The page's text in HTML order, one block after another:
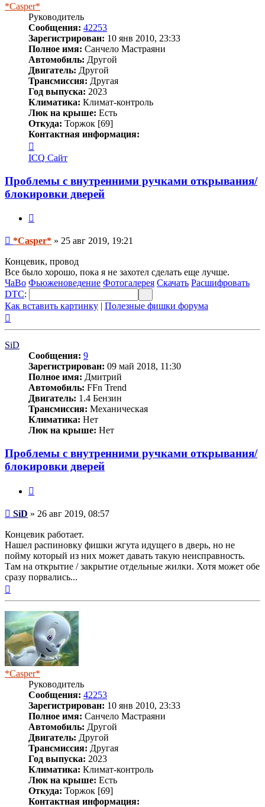
*Casper*
Руководитель
Сообщения: 42253
Зарегистрирован: 10 янв 2010, 23:33
Полное имя: Санчело Мастраяни
Автомобиль: Другой
Двигатель: Другой
Трансмиссия: Другая
Год выпуска: 2023
Климатика: Климат-контроль
Люк на крыше: Есть
Откуда: Торжок [69]
Контактная информация:
информация
пользователя
ICQ Сайт
Проблемы с внутренними ручками открывания/
блокировки дверей
Сообщение
*Casper* » 25 авг 2019, 19:21
Концевик, провод
Все было хорошо, пока я не захотел сделать еще лучше.
ЧаВо Фьюженоведение Фотогалерея Скачать Расшифровать
DTC:
Как вставить картинку | Полезные фишки форума
SiD
Сообщения: 9
Зарегистрирован: 09 май 2018, 11:30
Полное имя: Дмитрий
Автомобиль: FFn Trend
Двигатель: 1.4 Бензин
Трансмиссия: Механическая
Климатика: Нет
Люк на крыше: Нет
Проблемы с внутренними ручками открывания/
блокировки дверей
Сообщение
SiD » 26 авг 2019, 08:57
Концевик работает.
Нашел распиновку фишки жгута идущего в дверь, но не
пойму который из них может давать такую неисправность.
Там на открытие / закрытие отдельные жилки. Хотя может обе
сразу порвались...
*Casper*
Руководитель
Сообщения: 42253
Зарегистрирован: 10 янв 2010, 23:33
Полное имя: Санчело Мастраяни
Автомобиль: Другой
Двигатель: Другой
Трансмиссия: Другая
Год выпуска: 2023
Климатика: Климат-контроль
Люк на крыше: Есть
Откуда: Торжок [69]
Контактная информация: